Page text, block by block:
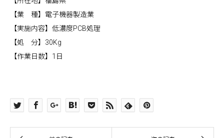
【業 種】電子機器製造業
【実施内容】低濃度PCB処理
【処 分】30Kg
【作業日数】1日